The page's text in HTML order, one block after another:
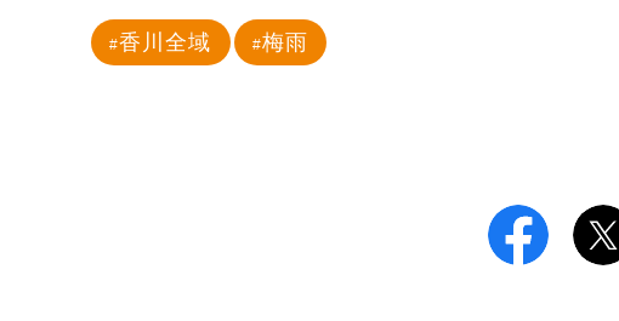
香川全域 梅雨